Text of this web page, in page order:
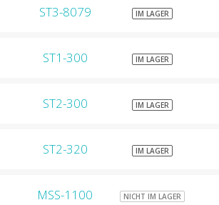
ST3-8079 IM LAGER
ST1-300 IM LAGER
ST2-300 IM LAGER
ST2-320 IM LAGER
MSS-1100 NICHT IM LAGER